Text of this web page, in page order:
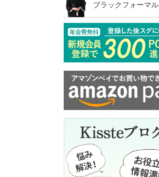
ブラックフォーマル